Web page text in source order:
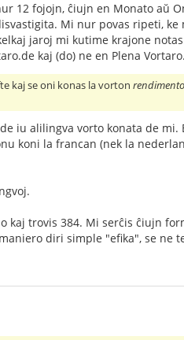
12 fojojn, ĉiujn en Monato aŭ
Mi nur povas ripeti,
jaroj mi kutime krajone
kaj (do) ne en Plena
kaj se oni konas la vorton
iu alilingva vorto konata de
koni la francan (nek la
trovis 384. Mi serĉis ĉiujn
diri simple "efika", se ne